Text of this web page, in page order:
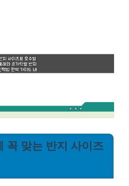
꼭 맞는 반지 사이즈